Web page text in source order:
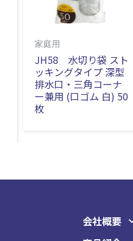
家庭用
JH58 水切り袋 スト
ッキングタイプ 深型
排水口・三角コーナ
ー兼用 (口ゴム 白) 50
枚
会社概要